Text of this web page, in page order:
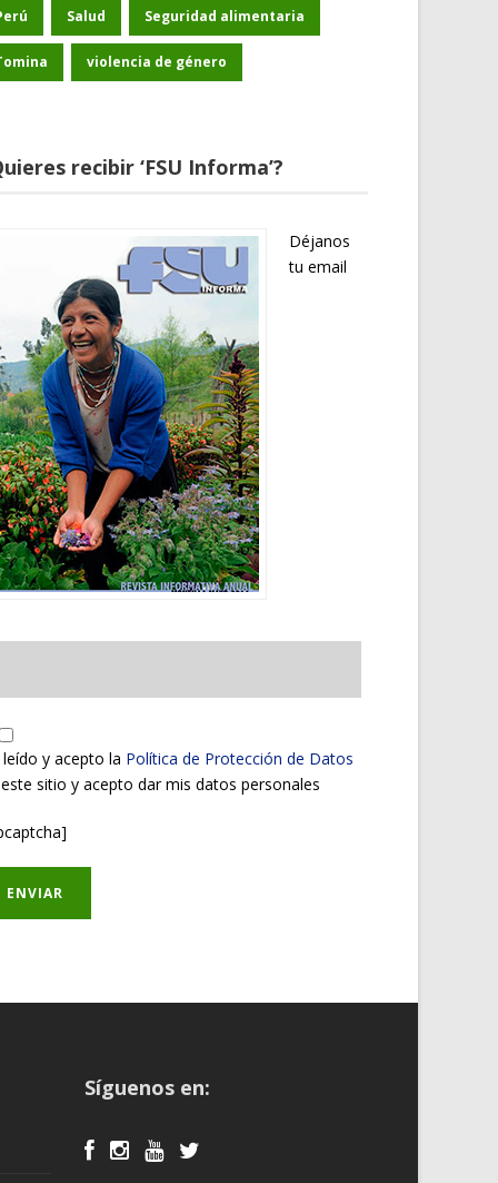
Salud Seguridad alimentaria
violencia de género
recibir ‘FSU Informa’?
Déjanos
tu email
leído y acepto la Política de Protección de Datos
sitio y acepto dar mis datos personales
Síguenos en: